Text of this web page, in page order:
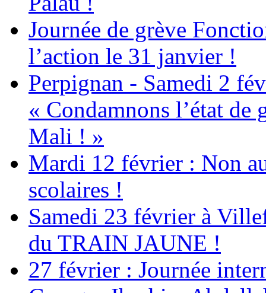
Journée de grève
l’action le 31 janvier !
Perpignan - Samedi 2
« Condamnons l’état de
Mali ! »
Mardi 12 février : Non
scolaires !
Samedi 23 février à
du TRAIN JAUNE !
27 février : Journée